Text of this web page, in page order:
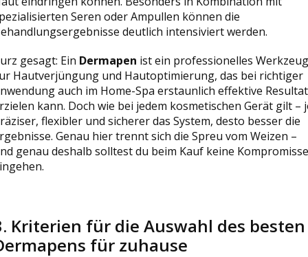
Seren oder Ampullen können die
deutlich intensiviert werden.
gesagt: Ein Dermapen ist ein professionelles Werkzeug
Hautverjüngung und Hautoptimierung, das bei richtiger
auch im Home-Spa erstaunlich effektive
kann. Doch wie bei jedem kosmetischen Gerät gilt –
flexibler und sicherer das System, desto besser die
Genau hier trennt sich die Spreu vom Weizen –
genau deshalb solltest du beim Kauf keine Kompromisse
Kriterien für die Auswahl des besten
für zuhause